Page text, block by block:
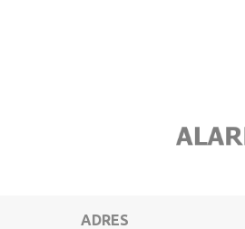
ADRES